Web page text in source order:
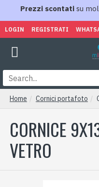
Prezzi scontati su
LOGIN REGISTRATI
Home Cornici portafoto
CORNICE
VETRO